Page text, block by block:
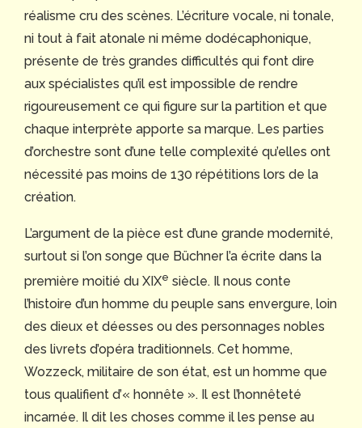
réalisme cru des scènes. L’écriture vocale, ni tonale,
ni tout à fait atonale ni même dodécaphonique,
présente de très grandes difficultés qui font dire
aux spécialistes qu’il est impossible de rendre
rigoureusement ce qui figure sur la partition et que
chaque interprète apporte sa marque. Les parties
d’orchestre sont d’une telle complexité qu’elles ont
nécessité pas moins de 130 répétitions lors de la
création.
L’argument de la pièce est d’une grande modernité,
surtout si l’on songe que Büchner l’a écrite dans la
première moitié du XIXe siècle. Il nous conte
l’histoire d’un homme du peuple sans envergure, loin
des dieux et déesses ou des personnages nobles
des livrets d’opéra traditionnels. Cet homme,
Wozzeck, militaire de son état, est un homme que
tous qualifient d’« honnête ». Il est l’honnêteté
incarnée. Il dit les choses comme il les pense au